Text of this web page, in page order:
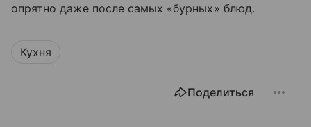
опрятно даже после самых «бурных» блюд.
Кухня
Поделиться